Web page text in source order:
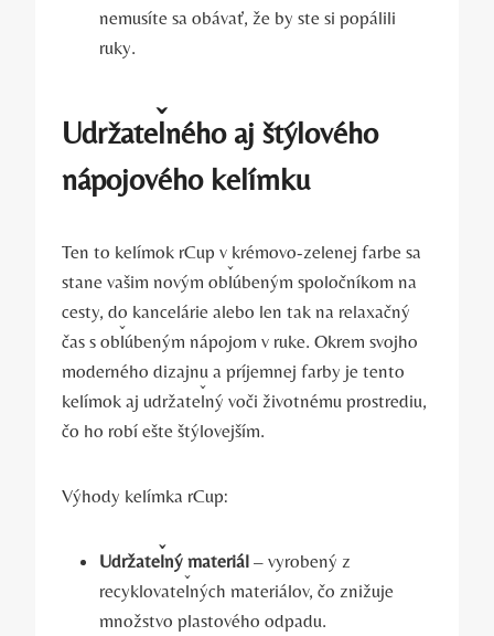
nemusíte sa obávať, že by ste si popálili
ruky.
Udržateľného aj štýlového
nápojového kelímku
Ten to kelímok rCup v krémovo-zelenej farbe sa
stane vašim novým obľúbeným spoločníkom na
cesty, do kancelárie alebo len tak na relaxačný
čas s obľúbeným nápojom v ruke. Okrem svojho
moderného dizajnu a príjemnej farby je tento
kelímok aj udržateľný voči životnému prostrediu,
čo ho robí ešte štýlovejším.
Výhody kelímka rCup:
Udržateľný materiál – vyrobený z
recyklovateľných materiálov, čo znižuje
množstvo plastového odpadu.